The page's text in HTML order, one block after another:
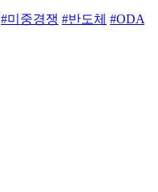
#미중경쟁 #반도체 #ODA